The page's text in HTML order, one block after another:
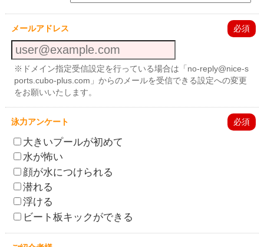
メールアドレス 必須
※ドメイン指定受信設定を行っている場合は「no-reply@nice-s
ports.cubo-plus.com」からのメールを受信できる設定への変更
をお願いいたします。
泳力アンケート 必須
大きいプールが初めて
水が怖い
顔が水につけられる
潜れる
浮ける
ビート板キックができる